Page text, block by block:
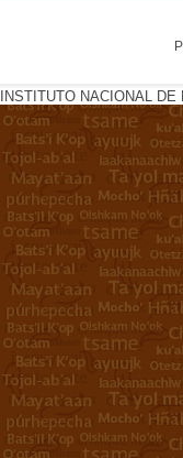
INSTITUTO NACIONAL